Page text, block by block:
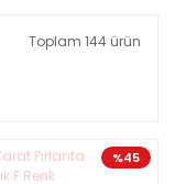
Toplam 144 ürün
%45